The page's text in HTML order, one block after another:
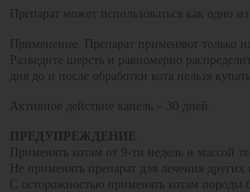
Препарат может использоваться как одно
Применение. Препарат применяют только
Разведите шерсть и равномерно
дня до и после обработки кота нельзя купать.
Активное действие капель – 30 дней.
ПРЕДУПРЕЖДЕНИЕ
Применять котам от 9-ти недель и массой
Не применять препарат для лечения
С осторожностью применять котам породы